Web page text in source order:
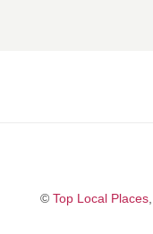
© Top Local Places